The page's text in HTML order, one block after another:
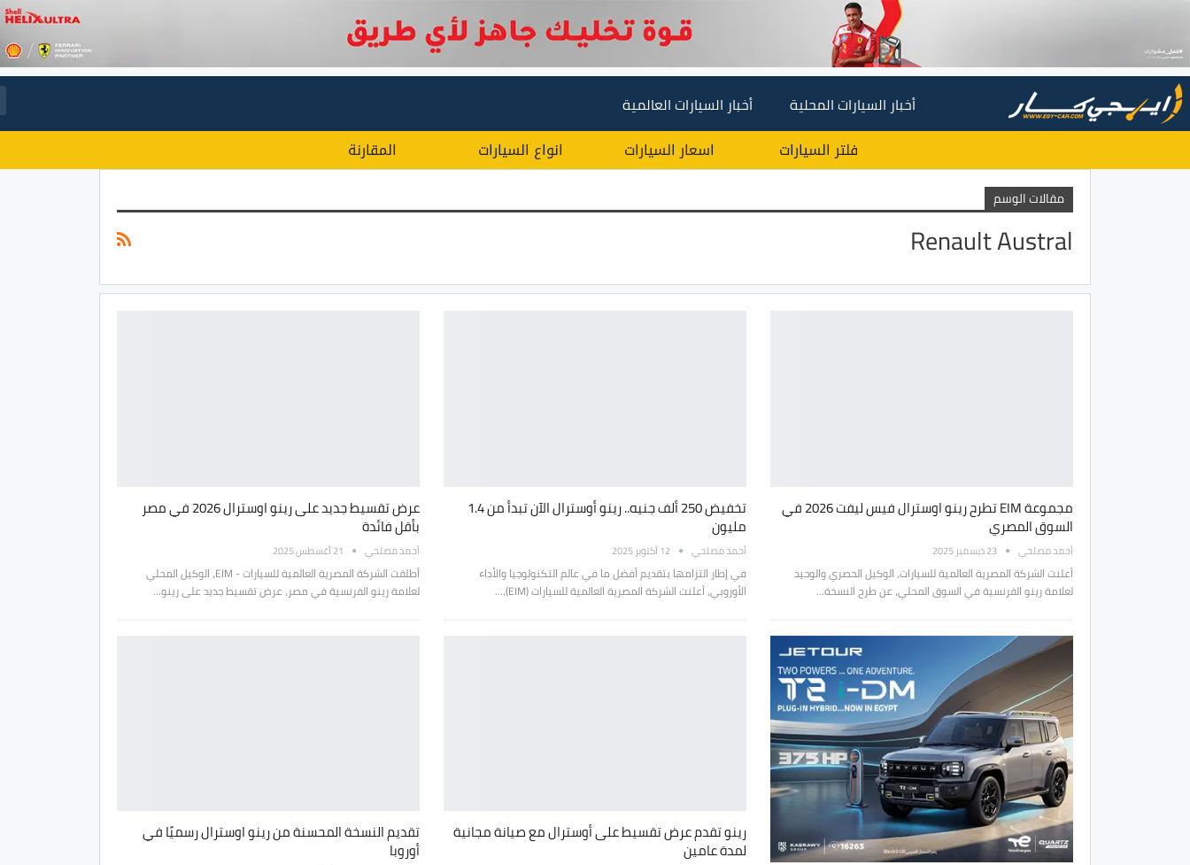
أخبار السيارات المحلية أخبار السيارات العالمية
فلتر السيارات اسعار السيارات انواع السيارات المقارنة
مقالات الوسم
Renault Austral
مجموعة EIM تطرح رينو اوسترال فيس ليفت 2026 في
السوق المصري
أحمد مصلحي 23 ديسمبر 2025
أعلنت الشركة المصرية العالمية للسيارات، الوكيل الحصري والوحيد
لعلامة رينو الفرنسية في السوق المحلي، عن طرح النسخة…
تخفيض 250 ألف جنيه.. رينو أوسترال الآن تبدأ من 1.4
مليون
أحمد مصلحي 12 أكتوبر 2025
في إطار التزامها بتقديم أفضل ما في عالم التكنولوجيا والأداء
الأوروبي، أعلنت الشركة المصرية العالمية للسيارات (EIM)،…
عرض تقسيط جديد على رينو اوسترال 2026 في مصر
بأقل فائدة
أحمد مصلحي 21 أغسطس 2025
أطلقت الشركة المصرية العالمية للسيارات - EIM، الوكيل المحلي
لعلامة رينو الفرنسية في مصر، عرض تقسيط جديد على رينو…
رينو تقدم عرض تقسيط على أوسترال مع صيانة مجانية
لمدة عامين
تقديم النسخة المحسنة من رينو اوسترال رسميًا في
أوروبا